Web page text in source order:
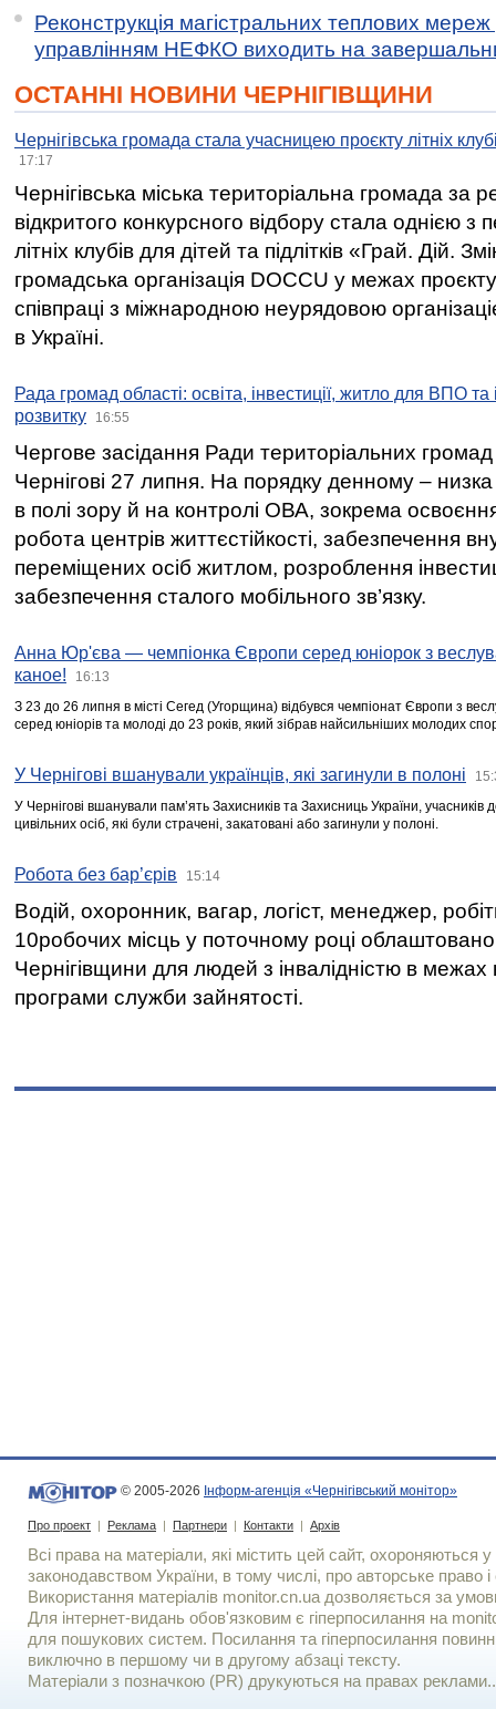
Реконструкція магістральних теплових мереж
управлінням НЕФКО виходить на
ОСТАННІ НОВИНИ ЧЕРНІГІВЩИНИ
Чернігівська громада стала учасницею проєкту літніх
17:17
Чернігівська міська територіальна громада за
відкритого конкурсного відбору стала однією
літніх клубів для дітей та підлітків «Грай. Дій.
громадська організація DOCCU у межах
співпраці з міжнародною неурядовою
в Україні.
Рада громад області: освіта, інвестиції, житло для ВПО
розвитку
16:55
Чергове засідання Ради територіальних громад
Чернігові 27 липня. На порядку денному –
в полі зору й на контролі ОВА, зокрема освоєння
робота центрів життєстійкості, забезпечення
переміщених осіб житлом, розроблення
забезпечення сталого мобільного зв’язку.
Анна Юр'єва — чемпіонка Європи серед юніорок з
каное!
16:13
З 23 до 26 липня в місті Сегед (Угорщина) відбувся чемпіонат Європи з
серед юніорів та молоді до 23 років, який зібрав найсильніших молодих
У Чернігові вшанували українців, які загинули в полоні
У Чернігові вшанували пам’ять Захисників та Захисниць України,
цивільних осіб, які були страчені, закатовані або загинули у полоні.
Робота без бар’єрів 15:14
Водій, охоронник, вагар, логіст, менеджер,
10робочих місць у поточному році
Чернігівщини для людей з інвалідністю в межах
програми служби зайнятості.
© 2005-2026 Інформ-агенція «Чернігівський монітор»
Про проект | Реклама | Партнери | Контакти | Архів
Всі права на матеріали, які містить цей сайт, охороняються у
законодавством України, в тому числі, про авторське право і
Використання матерiалiв monitor.cn.ua дозволяється за
Для iнтернет-видань обов'язковим є гiперпосилання на
для пошукових систем. Посилання та гіперпосилання
виключно в першому чи в другому абзаці тексту.
Матеріали з позначкою (PR) друкуються на правах реклами..